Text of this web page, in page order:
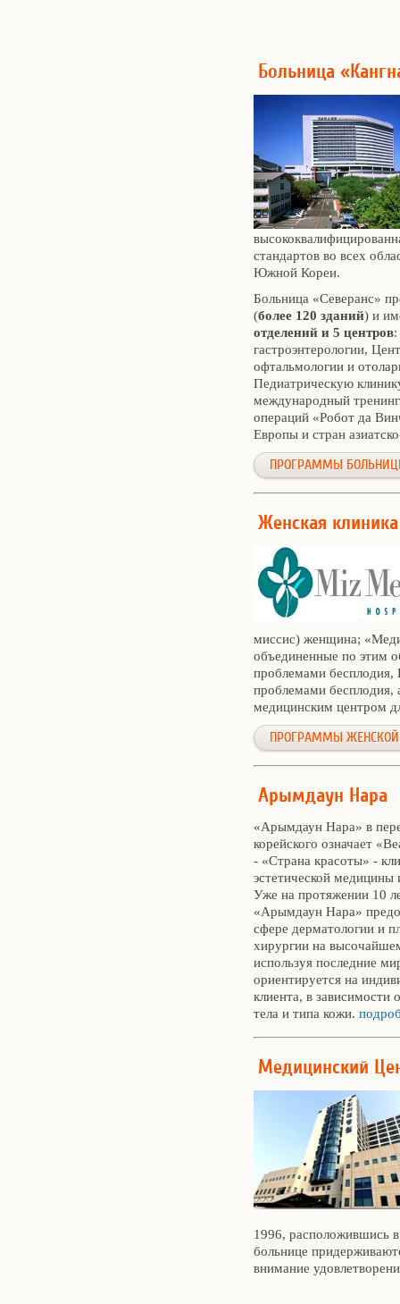
Больница
стандартов во всех
Южной Кореи.
Больница «Северанс»
(более 120 зданий) и
отделений и 5 центров
гастроэнтерологии,
офтальмологии и
Педиатрическую
международный
операций «Робот да
Европы и стран
ПРОГРАММЫ
Женская
миссис) женщина;
объединенные по этим
проблемами бесплодия,
проблемами бесплодия,
медицинским центром
ПРОГРАММЫ
Арымдаун Нара
«Арымдаун Нара» в
корейского означает
- «Страна красоты» -
эстетической медицины
Уже на протяжении 10
«Арымдаун Нара»
сфере дерматологии и
хирургии на
используя последние
ориентируется на
клиента, в зависимости
тела и типа кожи.
Медицинский
1996, расположившись
больнице
внимание